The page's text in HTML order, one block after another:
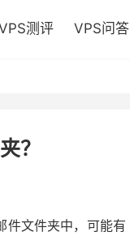
测评 VPS问答
？
件文件夹中，可能有